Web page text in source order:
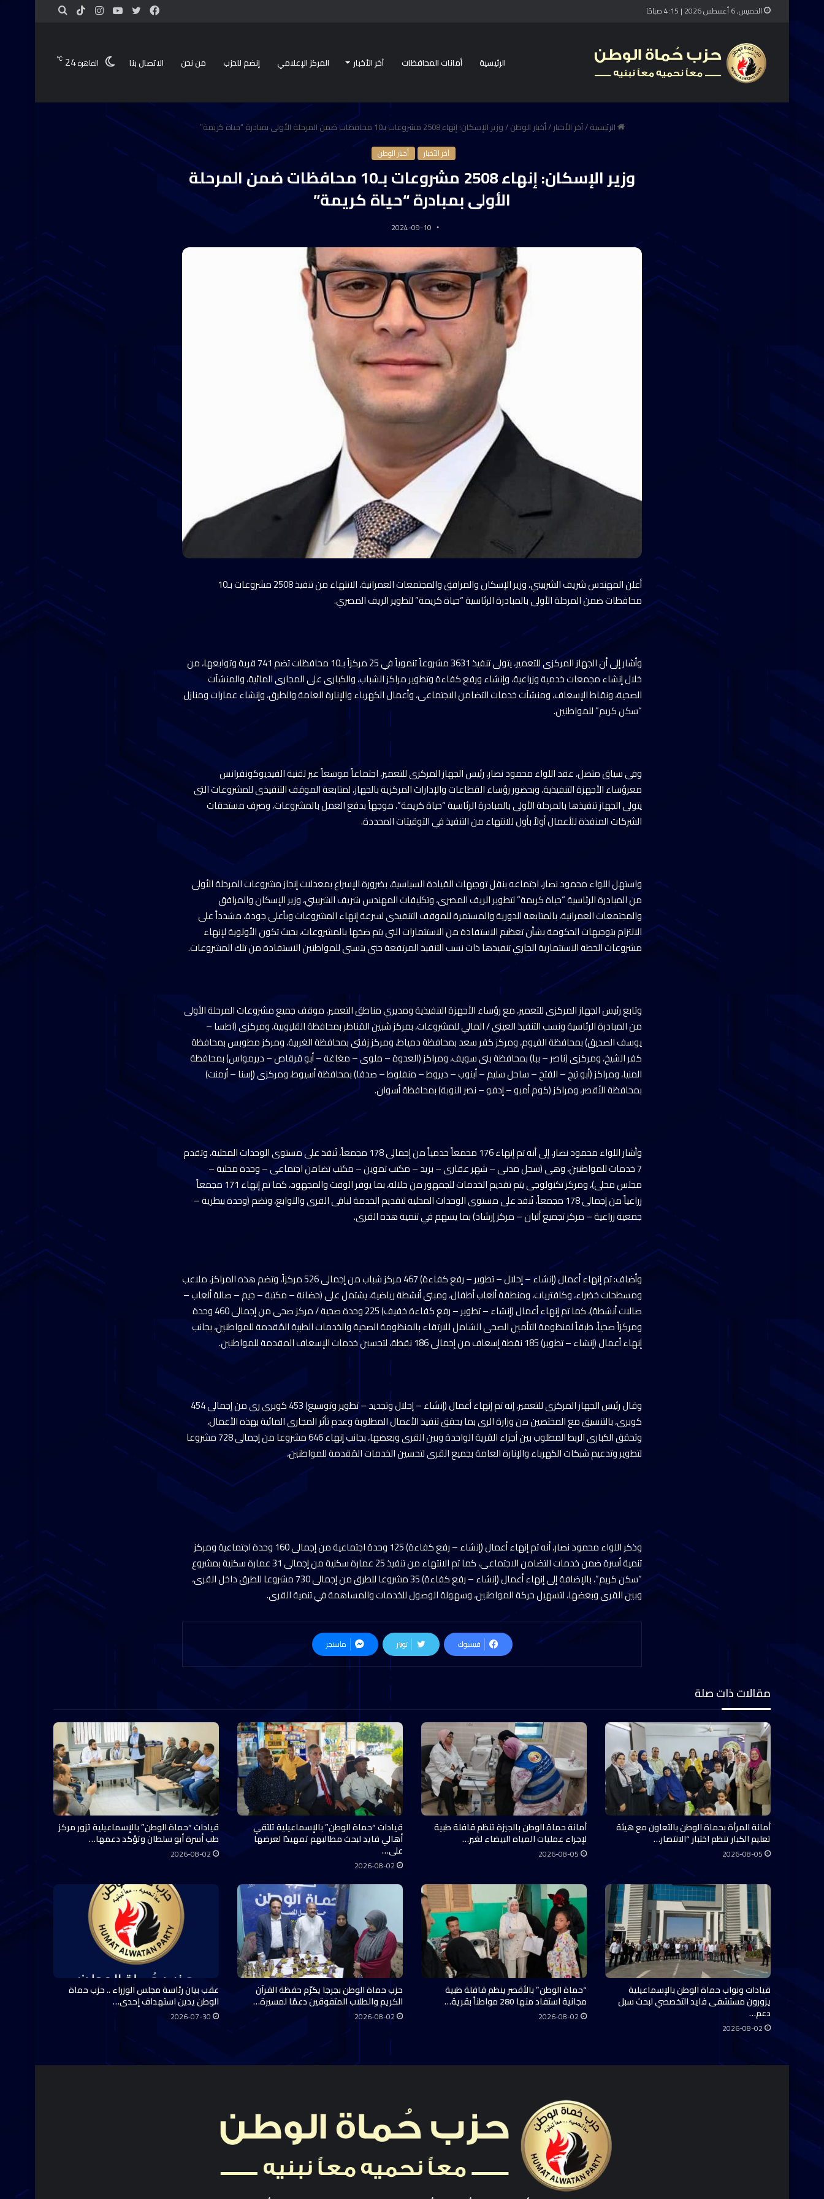
الخميس, 6 أغسطس 2026 | 4:15 صباحًا
الرئيسية أمانات المحافظات آخر الأخبار المركز الإعلامي إنضم للحزب من نحن الاتصال بنا القاهرة24
℃
الرئيسية/آخر الأخبار/أخبار الوطن/وزير الإسكان: إنهاء 2508 مشروعات بـ10 محافظات ضمن المرحلة الأولى بمبادرة “حياة كريمة”
آخر الأخبار أخبار الوطن
وزير الإسكان: إنهاء 2508 مشروعات بـ10 محافظات ضمن المرحلة
الأولى بمبادرة “حياة كريمة”
2024-09-10
أعلن المهندس شريف الشربيني، وزير الإسكان والمرافق والمجتمعات العمرانية، الانتهاء من تنفيذ 2508 مشروعات بـ10
محافظات ضمن المرحلة الأولى بالمبادرة الرئاسية “حياة كريمة” لتطوير الريف المصري.
وأشار إلى أن الجهاز المركزى للتعمير، يتولى تنفيذ 3631 مشروعاً تنموياً في 25 مركزاً بـ10 محافظات تضم 741 قرية وتوابعها، من
خلال إنشاء مجمعات خدمية وزراعية، وإنشاء ورفع كفاءة وتطوير مراكز الشباب، والكبارى على المجارى المائية، والمنشآت
الصحية، ونقاط الإسعاف، ومنشآت خدمات التضامن الاجتماعى، وأعمال الكهرباء والإنارة العامة والطرق، وإنشاء عمارات ومنازل
“سكن كريم” للمواطنين.
وفى سياق متصل، عقد اللواء محمود نصار، رئيس الجهاز المركزى للتعمير، اجتماعاً موسعاً عبر تقنية الفيديوكونفرانس
معرؤساء الأجهزة التنفيذية، وبحضور رؤساء القطاعات والإدارات المركزية بالجهاز، لمتابعة الموقف التنفيذى للمشروعات التى
يتولى الجهاز تنفيذها بالمرحلة الأولى بالمبادرة الرئاسية “حياة كريمة”، موجهاً بدفع العمل بالمشروعات، وصرف مستحقات
الشركات المنفذة للأعمال أولاً بأول للانتهاء من التنفيذ في التوقيتات المحددة.
واستهل اللواء محمود نصار، اجتماعه بنقل توجيهات القيادة السياسية، بضرورة الإسراع بمعدلات إنجاز مشروعات المرحلة الأولى
من المبادرة الرئاسية “حياة كريمة” لتطوير الريف المصرى، وتكليفات المهندس شريف الشربيني، وزير الإسكان والمرافق
والمجتمعات العمرانية، بالمتابعة الدورية والمستمرة للموقف التنفيذى لسرعة إنهاء المشروعات وبأعلى جودة، مشدداً على
الالتزام بتوجيهات الحكومة بشأن تعظيم الاستفادة من الاستثمارات التى يتم ضخها بالمشروعات، بحيث تكون الأولوية لإنهاء
مشروعات الخطة الاستثمارية الجاري تنفيذها ذات نسب التنفيذ المرتفعة حتى يتسنى للمواطنين الاستفادة من تلك المشروعات.
وتابع رئيس الجهاز المركزى للتعمير، مع رؤساء الأجهزة التنفيذية ومديري مناطق التعمير، موقف جميع مشروعات المرحلة الأولى
من المبادرة الرئاسية ونسب التنفيذ العيني / المالي للمشروعات، بمركز شبين القناطر بمحافظة القليوبية، ومركزى (اطسا –
يوسف الصديق) بمحافظة الفيوم، ومركز كفر سعد بمحافظة دمياط، ومركز زفتى بمحافظة الغربية، ومركز مطوبس بمحافظة
كفر الشيخ، ومركزى (ناصر – ببا) بمحافظة بنى سويف، ومراكز (العدوة – ملوى – مغاغة – أبو قرقاص – ديرمواس) بمحافظة
المنيا، ومراكز (أبو تيج – الفتح – ساحل سليم – أبنوب – ديروط – منفلوط – صدفا) بمحافظة أسيوط، ومركزى (إسنا – أرمنت)
بمحافظة الأقصر، ومراكز (كوم أمبو – إدفو – نصر النوبة) بمحافظة أسوان.
وأشار اللواء محمود نصار، إلى أنه تم إنهاء 176 مجمعاً خدمياً من إجمالى 178 مجمعاً، تُنفذ على مستوى الوحدات المحلية، وتقدم
7 خدمات للمواطنين، وهى (سجل مدنى – شهر عقارى – بريد – مكتب تموين – مكتب تضامن اجتماعى – وحدة محلية –
مجلس محلى)، ومركز تكنولوجى يتم تقديم الخدمات للجمهور من خلاله، بما يوفر الوقت والمجهود، كما تم إنهاء 171 مجمعاً
زراعياً من إجمالى 178 مجمعاً، تُنفذ على مستوى الوحدات المحلية لتقديم الخدمة لباقى القرى والتوابع، وتضم (وحدة بيطرية –
جمعية زراعية – مركز تجميع ألبان – مركز إرشاد) بما يسهم في تنمية هذه القرى.
وأضاف: تم إنهاء أعمال (إنشاء – إحلال – تطوير – رفع كفاءة) 467 مركز شباب من إجمالى 526 مركزاً، وتضم هذه المراكز، ملاعب
ومسطحات خضراء، وكافتريات، ومنطقة ألعاب أطفال، ومبنى أنشطة رياضية، يشتمل على (حضانة – مكتبة – جيم – صالة ألعاب –
صالات أنشطة)، كما تم إنهاء أعمال (إنشاء – تطوير – رفع كفاءة خفيف) 225 وحدة صحية / مركز صحى من إجمالى 460 وحدة
ومركزاً صحياً، طبقاً لمنظومة التأمين الصحى الشامل للارتقاء بالمنظومة الصحية والخدمات الطبية المُقدمة للمواطنين، بجانب
إنهاء أعمال (إنشاء – تطوير) 185 نقطة إسعاف من إجمالى 186 نقطة، لتحسين خدمات الإسعاف المقدمة للمواطنين.
وقال رئيس الجهاز المركزى للتعمير، إنه تم إنهاء أعمال (إنشاء – إحلال وتجديد – تطوير وتوسيع) 453 كوبرى رى من إجمالى 454
كوبرى، بالتنسيق مع المختصين من وزارة الرى بما يحقق تنفيذ الأعمال المطلوبة وعدم تأثر المجارى المائية بهذه الأعمال،
وتحقق الكبارى الربط المطلوب بين أجزاء القرية الواحدة وبين القرى وبعضها، بجانب إنهاء 646 مشروعا من إجمالى 728 مشروعا
لتطوير وتدعيم شبكات الكهرباء والإنارة العامة بجميع القرى لتحسين الخدمات المُقدمة للمواطنين،
وذكر اللواء محمود نصار، أنه تم إنهاء أعمال (إنشاء – رفع كفاءة) 125 وحدة اجتماعية من إجمالى 160 وحدة اجتماعية ومركز
تنمية أسرة ضمن خدمات التضامن الاجتماعى، كما تم الانتهاء من تنفيذ 25 عمارة سكنية من إجمالى 31 عمارة سكنية بمشروع
“سكن كريم”، بالإضافة إلى إنهاء أعمال (إنشاء – رفع كفاءة) 35 مشروعا للطرق من إجمالى 730 مشروعا للطرق داخل القرى،
وبين القرى وبعضها، لتسهيل حركة المواطنين، وسهولة الوصول للخدمات والمساهمة في تنمية القرى.
فيسبوك تويتر ماسنجر
مقالات ذات صلة
أمانة المرأة بحماة الوطن بالتعاون مع هيئة
تعليم الكبار تنظم اختبار “الانتصار…
2026-08-05
أمانة حماة الوطن بالجيزة تنظم قافلة طبية
لإجراء عمليات المياه البيضاء لغير…
2026-08-05
قيادات “حماة الوطن” بالإسماعيلية تلتقي
أهالي فايد لبحث مطالبهم تمهيدًا لعرضها
على…
2026-08-02
قيادات “حماة الوطن” بالإسماعيلية تزور مركز
طب أسرة أبو سلطان وتؤكد دعمها…
2026-08-02
قيادات ونواب حماة الوطن بالإسماعيلية
يزورون مستشفى فايد التخصصي لبحث سبل
دعم…
2026-08-02
“حماة الوطن” بالأقصر ينظم قافلة طبية
مجانية استفاد منها 280 مواطناً بقرية…
2026-08-02
حزب حماة الوطن بجرجا يكرّم حفظة القرآن
الكريم والطلاب المتفوقين دعمًا لمسيرة…
2026-08-02
عقب بيان رئاسة مجلس الوزراء .. حزب حماة
الوطن يدين استهداف إحدى…
2026-07-30